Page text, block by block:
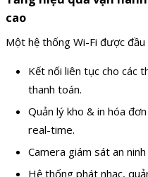
cao
Một hệ thống Wi-Fi được
Kết nối liên tục cho các
thanh toán.
Quản lý kho & in hóa
real-time.
Camera giám sát an
Hệ thống phát nhạc,